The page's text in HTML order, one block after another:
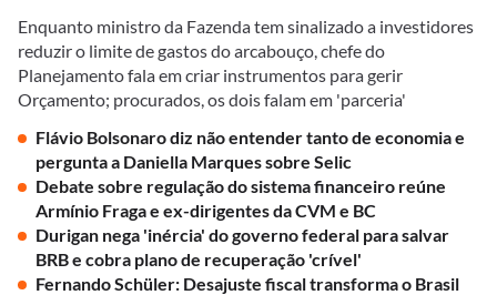
Enquanto ministro da Fazenda tem sinalizado a investidores
reduzir o limite de gastos do arcabouço, chefe do
Planejamento fala em criar instrumentos para gerir
Orçamento; procurados, os dois falam em 'parceria'
Flávio Bolsonaro diz não entender tanto de economia e
pergunta a Daniella Marques sobre Selic
Debate sobre regulação do sistema financeiro reúne
Armínio Fraga e ex-dirigentes da CVM e BC
Durigan nega 'inércia' do governo federal para salvar
BRB e cobra plano de recuperação 'crível'
Fernando Schüler: Desajuste fiscal transforma o Brasil